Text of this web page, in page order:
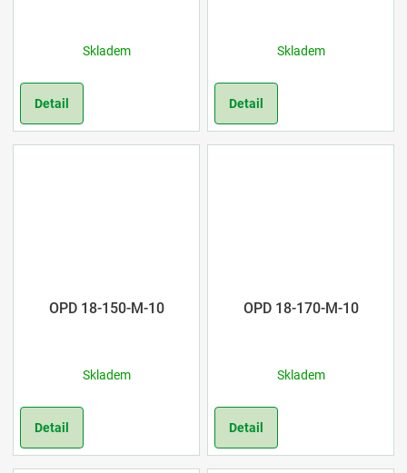
Skladem
Detail
Skladem
Detail
OPD 18-150-M-10
Skladem
Detail
OPD 18-170-M-10
Skladem
Detail